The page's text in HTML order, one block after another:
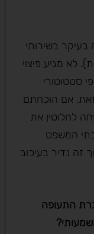
מזכה בעיקר בשירותי
לא מגיע פיצוי
סטטוטורי
עם זאת, אם הוכחתם
לחלוטין את
המשפט
זה נדיר בעיכוב
התעופה
?